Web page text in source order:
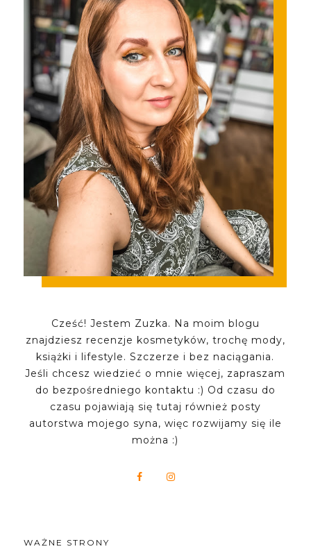
Cześć! Jestem Zuzka. Na moim blogu
znajdziesz recenzje kosmetyków, trochę mody,
książki i lifestyle. Szczerze i bez naciągania.
Jeśli chcesz wiedzieć o mnie więcej, zapraszam
do bezpośredniego kontaktu :) Od czasu do
czasu pojawiają się tutaj również posty
autorstwa mojego syna, więc rozwijamy się ile
można :)
WAŻNE STRONY